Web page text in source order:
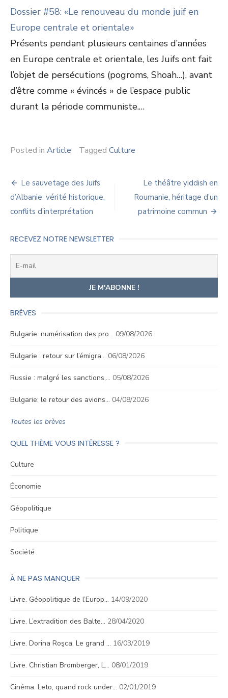
Dossier #58: «Le renouveau du monde juif en
Europe centrale et orientale»
Présents pendant plusieurs centaines d’années
en Europe centrale et orientale, les Juifs ont fait
l’objet de persécutions (pogroms, Shoah…), avant
d’être comme « évincés » de l’espace public
durant la période communiste.…
Posted in Article Tagged Culture
Navigation
de
l’article
Le sauvetage des Juifs
d’Albanie: vérité historique,
conflits d’interprétation
Le théâtre yiddish en
Roumanie, héritage d’un
patrimoine commun
RECEVEZ NOTRE NEWSLETTER
BRÈVES
Bulgarie: numérisation des pro… 09/08/2026
Bulgarie : retour sur l’émigra… 06/08/2026
Russie : malgré les sanctions,… 05/08/2026
Bulgarie: le retour des avions… 04/08/2026
Toutes les brèves
QUEL THÈME VOUS INTÉRESSE ?
Culture
Économie
Géopolitique
Politique
Société
À NE PAS MANQUER
Livre. Géopolitique de l’Europ… 14/09/2020
Livre. L’extradition des Balte… 28/04/2020
Livre. Dorina Roşca, Le grand … 16/03/2019
Livre. Christian Bromberger, L… 08/01/2019
Cinéma. Leto, quand rock under… 02/01/2019